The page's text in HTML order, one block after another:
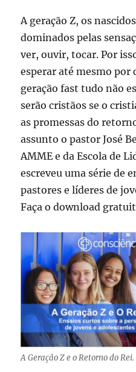
A geração Z, os
dominados pelas
ver, ouvir, tocar. Por
esperar até mesmo por
geração fast tudo não
serão cristãos se o
as promessas do
assunto o pastor José
AMME e da Escola de
escreveu uma série de
pastores e líderes de
Faça o download
A Geração Z e o Retorno do Rei.